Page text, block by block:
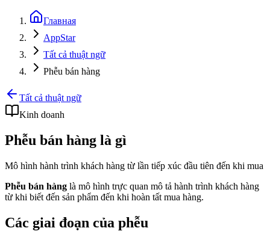
Главная
AppStar
Tất cả thuật ngữ
Phễu bán hàng
Tất cả thuật ngữ
Kinh doanh
Phễu bán hàng là gì
Mô hình hành trình khách hàng từ lần tiếp xúc đầu tiên đến khi mua
Phễu bán hàng là mô hình trực quan mô tả hành trình khách hàng
từ khi biết đến sản phẩm đến khi hoàn tất mua hàng.
Các giai đoạn của phễu